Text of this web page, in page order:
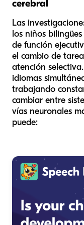
cerebral
Las
los niños
de función
el cambio de
atención
idiomas
trabajando
cambiar entre
vías neuronales
puede: